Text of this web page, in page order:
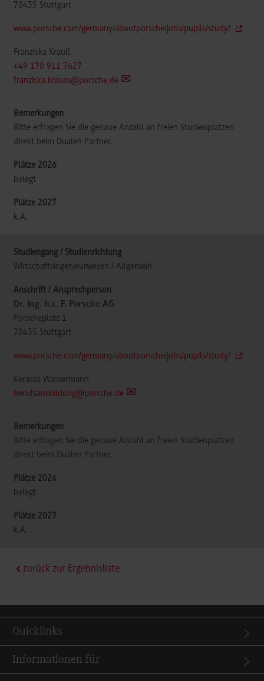
70435 Stuttgart
www.porsche.com/germany/aboutporsche/jobs/pupils/study/
Franziska Krauß
+49 170 911 7627
franziska.krauss@porsche.de
Bitte erfragen Sie die genaue Anzahl an freien Studienplätzen
direkt beim Dualen Partner.
belegt
k.A.
Wirtschaftsingenieurwesen / Allgemein
Dr. Ing. h.c. F. Porsche AG
Porscheplatz 1
70435 Stuttgart
www.porsche.com/germany/aboutporsche/jobs/pupils/study/
Kerassa Wassermann
berufsausbildung@porsche.de
Bitte erfragen Sie die genaue Anzahl an freien Studienplätzen
direkt beim Dualen Partner.
belegt
k.A.
zurück zur Ergebnisliste
Quicklinks
Informationen für